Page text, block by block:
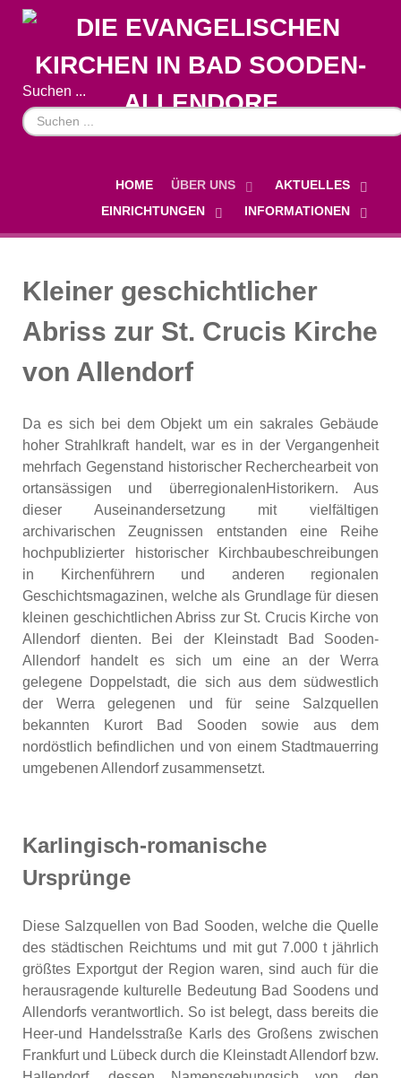
Suchen ...
HOME ÜBER UNS
AKTUELLES
EINRICHTUNGEN
INFORMATIONEN
Kleiner geschichtlicher
Abriss zur St. Crucis Kirche
von Allendorf
Da es sich bei dem Objekt um ein sakrales Gebäude
hoher Strahlkraft handelt, war es in der Vergangenheit
mehrfach Gegenstand historischer Recherchearbeit von
ortansässigen und überregionalenHistorikern. Aus
dieser Auseinandersetzung mit vielfältigen
archivarischen Zeugnissen entstanden eine Reihe
hochpublizierter historischer Kirchbaubeschreibungen
in Kirchenführern und anderen regionalen
Geschichtsmagazinen, welche als Grundlage für diesen
kleinen geschichtlichen Abriss zur St. Crucis Kirche von
Allendorf dienten. Bei der Kleinstadt Bad Sooden-
Allendorf handelt es sich um eine an der Werra
gelegene Doppelstadt, die sich aus dem südwestlich
der Werra gelegenen und für seine Salzquellen
bekannten Kurort Bad Sooden sowie aus dem
nordöstlich befindlichen und von einem Stadtmauerring
umgebenen Allendorf zusammensetzt.
Karlingisch-romanische
Ursprünge
Diese Salzquellen von Bad Sooden, welche die Quelle
des städtischen Reichtums und mit gut 7.000 t jährlich
größtes Exportgut der Region waren, sind auch für die
herausragende kulturelle Bedeutung Bad Soodens und
Allendorfs verantwortlich. So ist belegt, dass bereits die
Heer-und Handelsstraße Karls des Großens zwischen
Frankfurt und Lübeck durch die Kleinstadt Allendorf bzw.